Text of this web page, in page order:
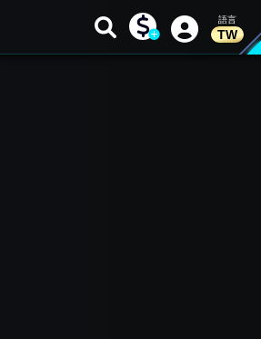
TW